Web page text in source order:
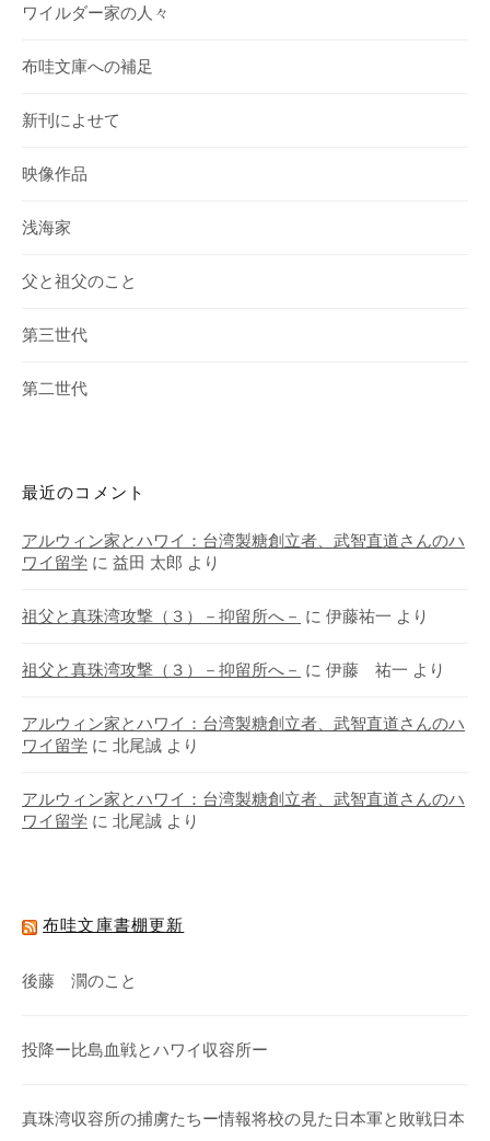
ワイルダー家の人々
布哇文庫への補足
新刊によせて
映像作品
浅海家
父と祖父のこと
第三世代
第二世代
最近のコメント
アルウィン家とハワイ：台湾製糖創立者、武智直道さんのハ
ワイ留学 に 益田 太郎 より
祖父と真珠湾攻撃（３）－抑留所へ－ に 伊藤祐一 より
祖父と真珠湾攻撃（３）－抑留所へ－ に 伊藤 祐一 より
アルウィン家とハワイ：台湾製糖創立者、武智直道さんのハ
ワイ留学 に 北尾誠 より
アルウィン家とハワイ：台湾製糖創立者、武智直道さんのハ
ワイ留学 に 北尾誠 より
布哇文庫書棚更新
後藤 濶のこと
投降ー比島血戦とハワイ収容所ー
真珠湾収容所の捕虜たちー情報将校の見た日本軍と敗戦日本